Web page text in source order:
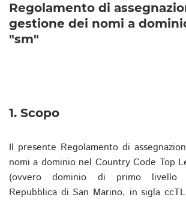
Regolamento di
gestione dei nomi a
"sm"
1. Scopo
Il presente Regolamento di
nomi a dominio nel Country Code Top
(ovvero dominio di primo livello
Repubblica di San Marino, in sigla